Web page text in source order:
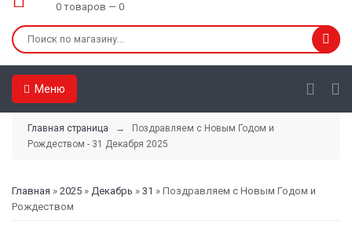
0 товаров — 0
Меню
Главная страница → Поздравляем с Новым Годом и
Рождеством - 31 Декабря 2025
Главная » 2025 » Декабрь » 31 » Поздравляем с Новым Годом и
Рождеством